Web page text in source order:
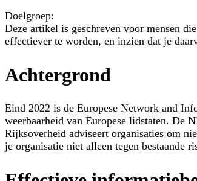
Doelgroep:
Deze artikel is geschreven voor mensen
effectiever te worden, en inzien dat je
Achtergrond
Eind 2022 is de Europese Network and
weerbaarheid van Europese lidstaten. De
Rijksoverheid adviseert organisaties om
je organisatie niet alleen tegen bestaande